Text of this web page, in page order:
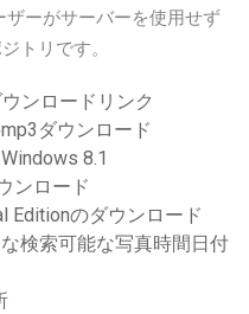
ーがサーバーを使用せず
トリです。
ンロードリンク
ダウンロード
8.1
ンロード
Editionのダウンロード
検索可能な写真時間日付